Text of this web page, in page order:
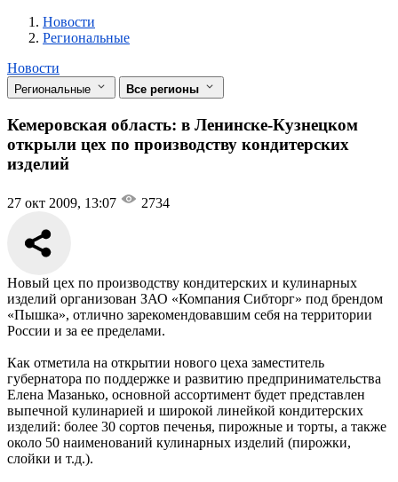
Новости
Разделы
Новости
Региональные
Новости
Региональные Все регионы
Кемеровская область: в Ленинске-Кузнецком
открыли цех по производству кондитерских
изделий
27 окт 2009, 13:07 2734
Новый цех по производству кондитерских и кулинарных
изделий организован ЗАО «Компания Сибторг» под брендом
«Пышка», отлично зарекомендовавшим себя на территории
России и за ее пределами.
Как отметила на открытии нового цеха заместитель
губернатора по поддержке и развитию предпринимательства
Елена Мазанько, основной ассортимент будет представлен
выпечной кулинарией и широкой линейкой кондитерских
изделий: более 30 сортов печенья, пирожные и торты, а также
около 50 наименований кулинарных изделий (пирожки,
слойки и т.д.).